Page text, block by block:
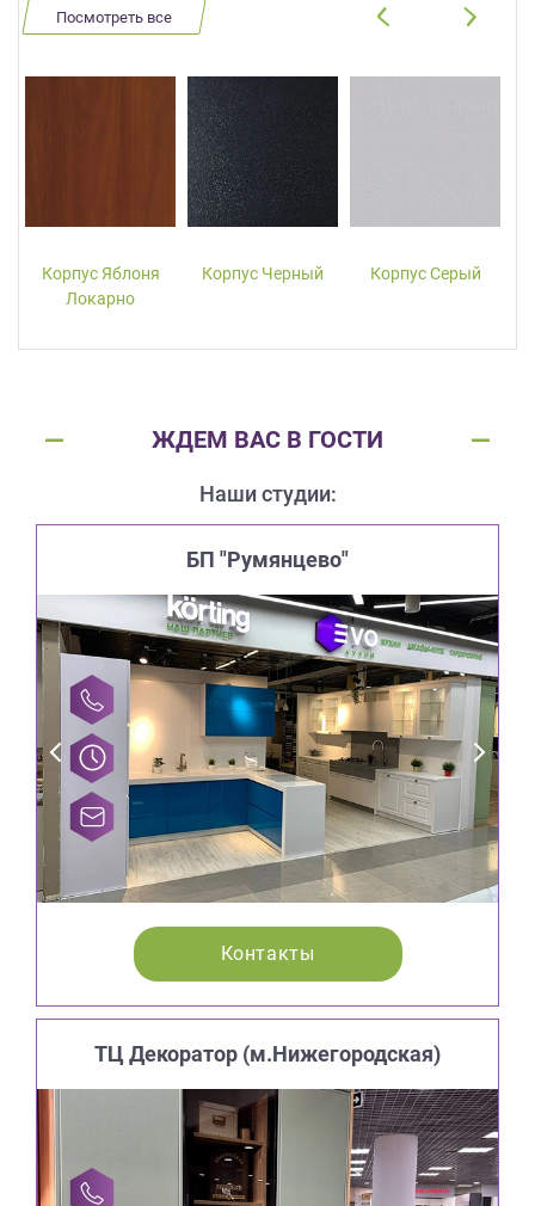
Посмотреть все
Корпус Яблоня
Локарно
Корпус Черный Корпус Серый
ЖДЕМ ВАС В ГОСТИ
Наши студии:
БП "Румянцево"
Контакты
ТЦ Декоратор (м.Нижегородская)